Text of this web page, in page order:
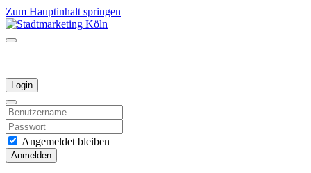
Zum Hauptinhalt springen
Login
Angemeldet bleiben
Anmelden